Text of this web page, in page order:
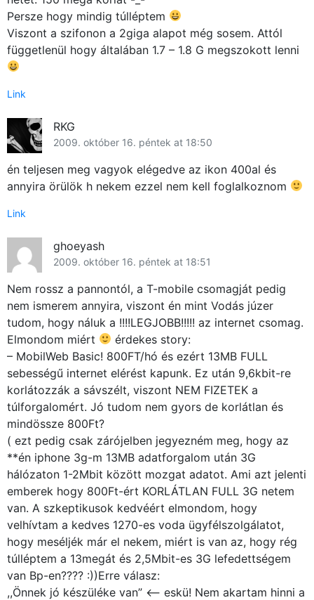
Persze hogy mindig túlléptem
Viszont a szifonon a 2giga alapot még sosem. Attól
függetlenül hogy általában 1.7 – 1.8 G megszokott lenni
Link
RKG
2009. október 16. péntek at 18:50
én teljesen meg vagyok elégedve az ikon 400al és
annyira örülök h nekem ezzel nem kell foglalkoznom
Link
ghoeyash
2009. október 16. péntek at 18:51
Nem rossz a pannontól, a T-mobile csomagját pedig
nem ismerem annyira, viszont én mint Vodás júzer
tudom, hogy náluk a !!!!LEGJOBB!!!!! az internet csomag.
Elmondom miért
érdekes story:
– MobilWeb Basic! 800FT/hó és ezért 13MB FULL
sebességű internet elérést kapunk. Ez után 9,6kbit-re
korlátozzák a sávszélt, viszont NEM FIZETEK a
túlforgalomért. Jó tudom nem gyors de korlátlan és
mindössze 800Ft?
( ezt pedig csak zárójelben jegyezném meg, hogy az
**én iphone 3g-m 13MB adatforgalom után 3G
hálózaton 1-2Mbit között mozgat adatot. Ami azt jelenti
emberek hogy 800Ft-ért KORLÁTLAN FULL 3G netem
van. A szkeptikusok kedvéért elmondom, hogy
velhívtam a kedves 1270-es voda ügyfélszolgálatot,
hogy meséljék már el nekem, miért is van az, hogy rég
túlléptem a 13megát és 2,5Mbit-es 3G lefedettségem
van Bp-en???? :))Erre válasz:
,,Önnek jó készüléke van” <—— eskü! Nem akartam hinni a